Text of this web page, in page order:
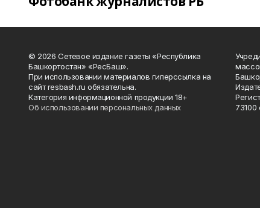
© 2026 Сетевое издание газеты «Республика
Башкортостан» «РесБаш».
При использовании материалов гиперссылка на
сайт resbash.ru обязательна.
Категория информационной продукции 18+
Об использовании персональных данных
73100